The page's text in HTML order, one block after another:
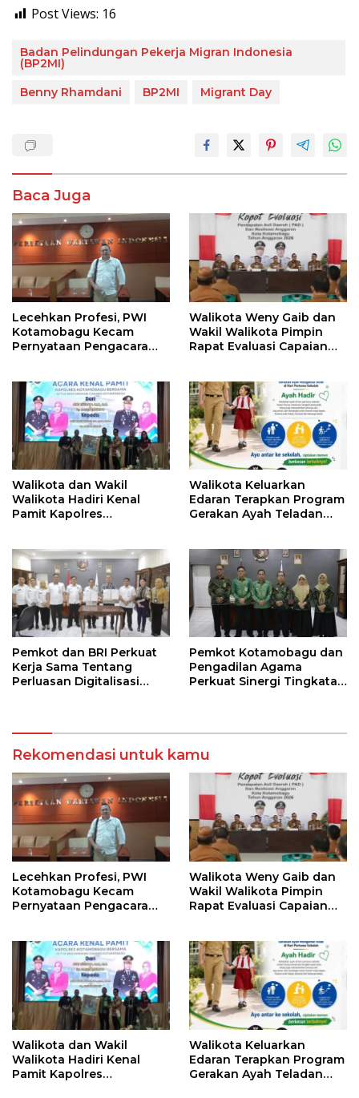
Post Views: 16
Badan Pelindungan Pekerja Migran Indonesia
(BP2MI)
Benny Rhamdani
BP2MI Migrant Day
Baca Juga
Lecehkan Profesi, PWI
Kotamobagu Kecam
Pernyataan Pengacara
Walikota Weny Gaib dan
Wakil Walikota Pimpin
Rapat Evaluasi Capaian
Walikota dan Wakil
Walikota Hadiri Kenal
Pamit Kapolres
Walikota Keluarkan
Edaran Terapkan Program
Gerakan Ayah Teladan
Pemkot dan BRI Perkuat
Kerja Sama Tentang
Perluasan Digitalisasi
Pemkot Kotamobagu dan
Pengadilan Agama
Perkuat Sinergi Tingkatan
Rekomendasi untuk kamu
Lecehkan Profesi, PWI
Kotamobagu Kecam
Pernyataan Pengacara
Walikota Weny Gaib dan
Wakil Walikota Pimpin
Rapat Evaluasi Capaian
Walikota dan Wakil
Walikota Hadiri Kenal
Pamit Kapolres
Walikota Keluarkan
Edaran Terapkan Program
Gerakan Ayah Teladan